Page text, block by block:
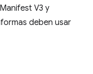
V3 y
deben usar